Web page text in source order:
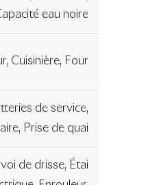
eau noire
Cuisinière, Four
de service,
Prise de quai
de drisse, Étai